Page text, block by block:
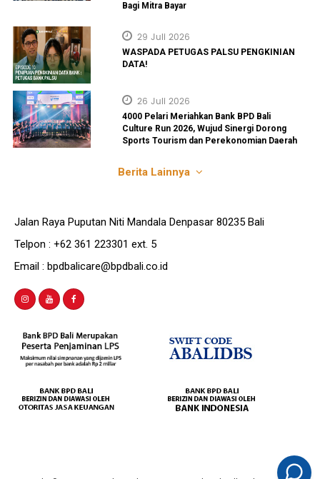
Bagi Mitra Bayar
29 Juli 2026
WASPADA PETUGAS PALSU PENGKINIAN
DATA!
26 Juli 2026
4000 Pelari Meriahkan Bank BPD Bali
Culture Run 2026, Wujud Sinergi Dorong
Sports Tourism dan Perekonomian Daerah
Berita Lainnya
Jalan Raya Puputan Niti Mandala Denpasar 80235 Bali
Telpon : +62 361 223301 ext. 5
Email : bpdbalicare@bpdbali.co.id